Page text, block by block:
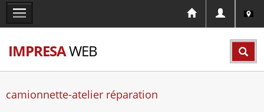
IMPRESAWEB
camionnette-atelier réparation